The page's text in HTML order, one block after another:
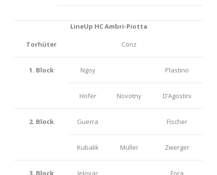
LineUp HC Ambri-Piotta
Torhüter Conz
1. Block Ngoy Plastino
Hofer Novotny D’Agostini
2. Block Guerra Fischer
Kubalik Müller Zwerger
3. Block Jelovac Fora